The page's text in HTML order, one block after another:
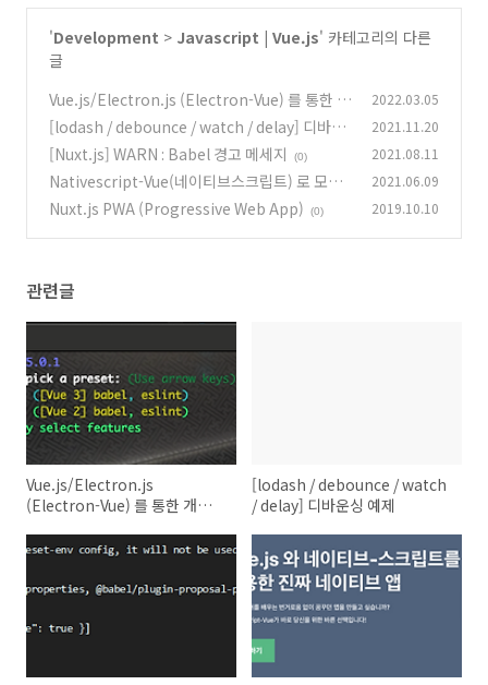
'Development > Javascript | Vue.js' 카테고리의 다른
글
Vue.js/Electron.js (Electron-Vue) 를 통한 개
발환경 구성 (0)
2022.03.05
[lodash / debounce / watch / delay] 디바운
싱 예제 (0)
2021.11.20
[Nuxt.js] WARN : Babel 경고 메세지 (0) 2021.08.11
Nativescript-Vue(네이티브스크립트) 로 모바
일 앱 개발기 - 1 (채택 동기 및 개발환경구축)
2021.06.09
Nuxt.js PWA (Progressive Web App) (0) 2019.10.10
관련글
Vue.js/Electron.js
(Electron-Vue) 를 통한 개발환
[lodash / debounce / watch
/ delay] 디바운싱 예제